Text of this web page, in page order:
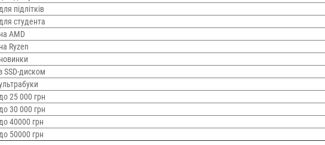
для підлітків
для студента
на AMD
на Ryzen
новинки
SSD-диском
до 25 000 грн
до 30 000 грн
до 40000 грн
до 50000 грн